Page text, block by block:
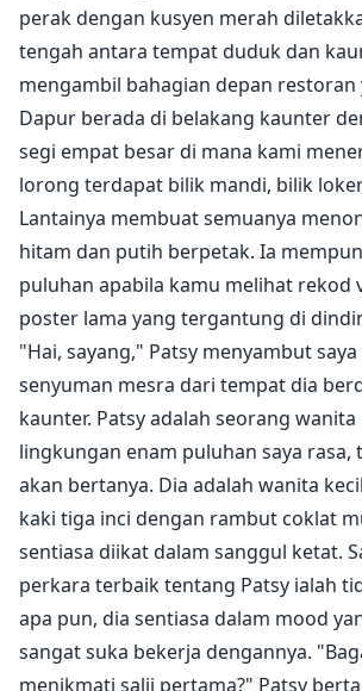
perak dengan kusyen merah
tengah antara tempat duduk dan
mengambil bahagian depan restoran
Dapur berada di belakang kaunter
segi empat besar di mana kami
lorong terdapat bilik mandi, bilik
Lantainya membuat semuanya
hitam dan putih berpetak. Ia
puluhan apabila kamu melihat rekod
poster lama yang tergantung di
"Hai, sayang," Patsy menyambut
senyuman mesra dari tempat dia
kaunter. Patsy adalah seorang
lingkungan enam puluhan saya rasa,
akan bertanya. Dia adalah wanita
kaki tiga inci dengan rambut coklat
sentiasa diikat dalam sanggul ketat.
perkara terbaik tentang Patsy ialah
apa pun, dia sentiasa dalam mood
sangat suka bekerja dengannya.
menikmati salji pertama?" Patsy